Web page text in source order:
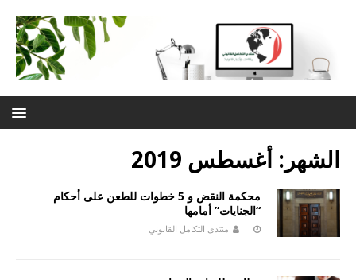
الشهر: أغسطس 2019
محكمة النقض و 5 خطوات للطعن على أحكام
“الجنايات” أمامها
منتدى التكامل القانوني